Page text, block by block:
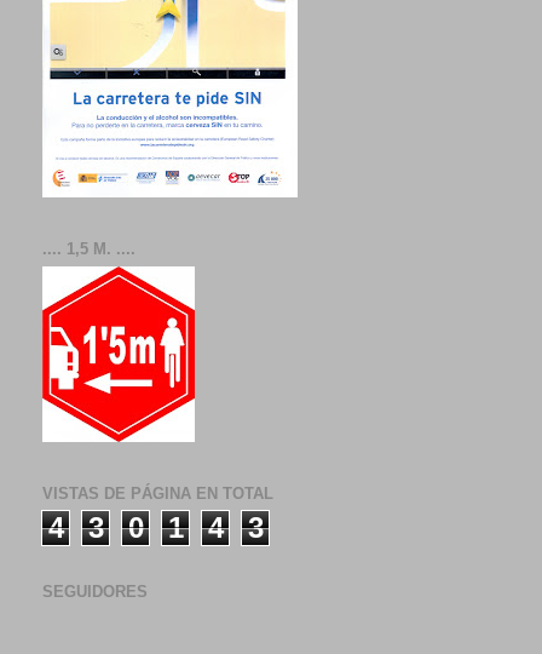
.... 1,5 M. ....
VISTAS DE PÁGINA EN TOTAL
4 3 0 1 4 3
SEGUIDORES